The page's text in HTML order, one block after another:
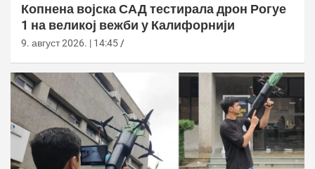
Копнена војска САД тестирала дрон Рогуе
1 на великој вежби у Калифорнији
9. август 2026. | 14:45